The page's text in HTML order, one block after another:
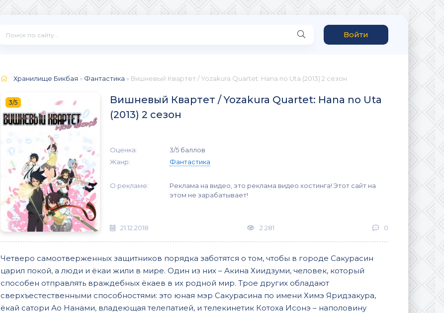
Войти
Хранилище Бикбая » Фантастика » Вишневый Квартет / Yozakura Quartet: Hana no Uta (2013) 2 сезон
3/5
Вишневый Квартет / Yozakura Quartet: Hana no Uta
(2013) 2 сезон
Оценка:
3/5 баллов
Жанр:
Фантастика
О рекламе:
Реклама на видео, это реклама видео хостинга! Этот сайт на
этом не зарабатывает!
21.12.2018 2 281 0
Четверо самоотверженных защитников порядка заботятся о том, чтобы в городе Сакурасин
царил покой, а люди и ёкаи жили в мире. Один из них – Акина Хиидзуми, человек, который
способен отправлять враждебных ёкаев в их родной мир. Трое других обладают
сверхъестественными способностями: это юная мэр Сакурасина по имени Химэ Яридзакура,
ёкай сатори Ао Нанами, владеющая телепатией, и телекинетик Котоха Исонэ – наполовину